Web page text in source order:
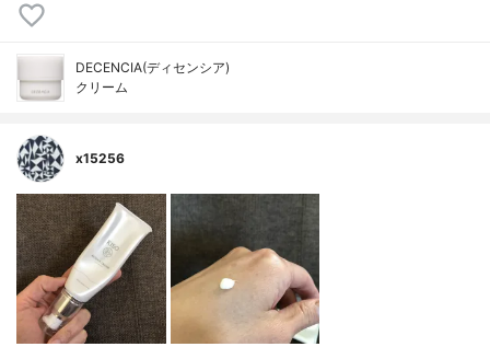
DECENCIA(ディセンシア)
クリーム
x15256